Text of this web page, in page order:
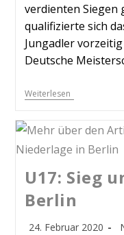
verdienten Siegen
qualifizierte sich
Jungadler
Deutsche
Weiterlesen
U17: Sieg
Berlin
24. Februar 2020